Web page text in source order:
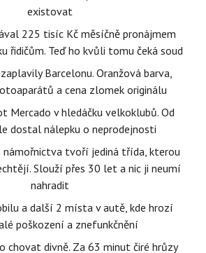
existovat
225 tisíc Kč měsíčně pronájmem
řidičům. Teď ho kvůli tomu čeká soud
Barcelonu. Oranžová barva,
a cena zlomek originálu
Mercado v hledáčku velkoklubů. Od
dostal nálepku o neprodejnosti
námořnictva tvoří jediná třída, kterou
Slouží přes 30 let a nic ji neumí
nahradit
a další 2 místa v autě, kde hrozí
poškození a znefunkčnění
chovat divně. Za 63 minut čiré hrůzy